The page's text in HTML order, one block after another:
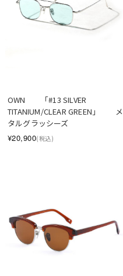
OWN　　「#13 SILVER
TITANIUM/CLEAR GREEN」　　メ
タルグラッシーズ
¥20,900(税込)